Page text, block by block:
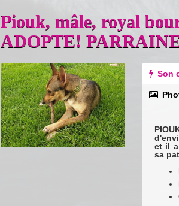
Piouk, mâle, royal
ADOPTE!
Previous Next Son
et il
sa